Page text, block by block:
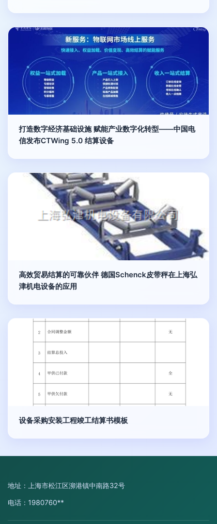
打造数字经济基础设施 赋能产业数字化转型——中国电
信发布CTWing 5.0 结算设备
高效贸易结算的可靠伙伴 德国Schenck皮带秤在上海弘
津机电设备的应用
设备采购安装工程竣工结算书模板
地址：上海市松江区泖港镇中南路32号
电话：1980760**